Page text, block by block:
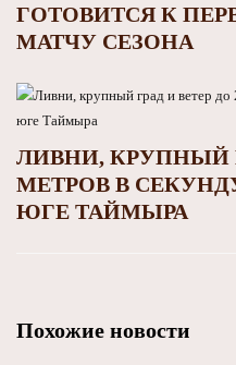
ГОТОВИТСЯ К
МАТЧУ СЕЗОНА
ЛИВНИ, КРУПНЫЙ
МЕТРОВ В
ЮГЕ ТАЙМЫРА
Похожие новости